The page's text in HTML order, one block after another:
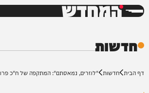
המחדש
חדשות
דף הבית חדשות "לוזרים, נמאסתם": המתקפה של ח"כ